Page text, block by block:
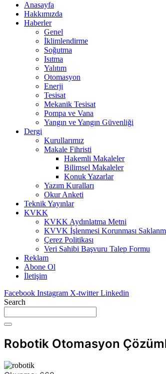
Anasayfa
Hakkımızda
Haberler
Genel
İklimlendirme
Soğutma
Isıtma
Yalıtım
Otomasyon
Enerji
Tesisat
Mekanik Tesisat
Pompa ve Vana
Yangın ve Yangın Güvenliği
Dergi
Kurullarımız
Makale Fihristi
Hakemli Makaleler
Bilimsel Makaleler
Konuk Yazarlar
Yazım Kuralları
Okur Anketi
Teknik Yayınlar
KVKK
KVKK Aydınlatma Metni
KVVK İşlenmesi Korunması
Çerez Politikası
Veri Sahibi Başvuru Talep Formu
Reklam
Abone Ol
İletişim
Facebook Instagram X-twitter Linkedin
Search
Robotik Otomasyon